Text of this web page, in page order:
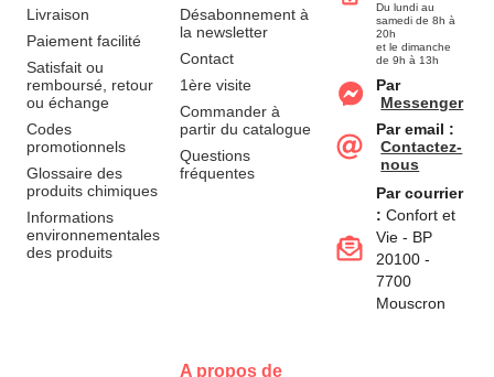
Livraison
Paiement facilité
Satisfait ou
remboursé, retour
ou échange
Codes
promotionnels
Glossaire des
produits chimiques
Informations
environnementales
des produits
Désabonnement à
la newsletter
Contact
1ère visite
Commander à
partir du catalogue
Questions
fréquentes
A propos de
Du lundi au
samedi de 8h à
20h
et le dimanche
de 9h à 13h
Par
Messenger
Par email :
Contactez-
nous
Par courrier
: Confort et
Vie - BP
20100 -
7700
Mouscron